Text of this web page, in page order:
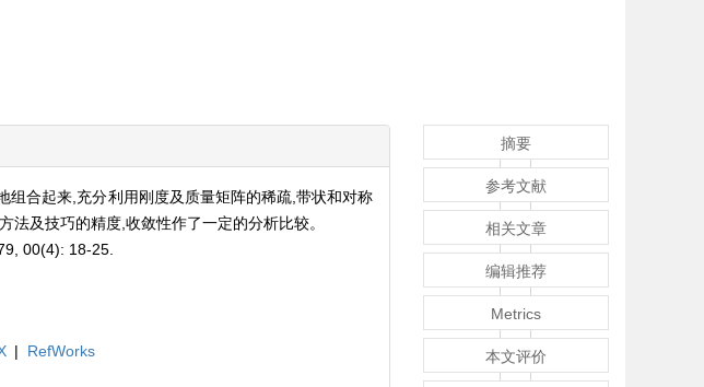
合起来,充分利用刚度及质量矩阵的稀疏,带状和对称
及技巧的精度,收敛性作了一定的分析比较。
00(4): 18-25.
|
RefWorks
摘要
参考文献
相关文章
编辑推荐
Metrics
本文评价